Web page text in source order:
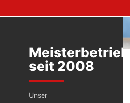
Meisterbetrieb
seit 2008
Unser